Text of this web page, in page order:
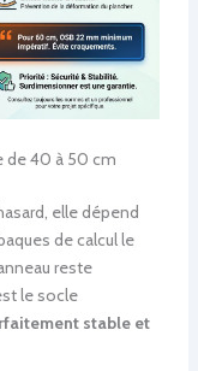
de 40 à 50 cm
elle dépend
de calcul le
reste
le socle
stable et